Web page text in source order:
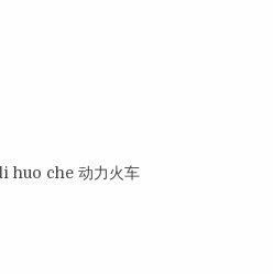
huo che 动力火车